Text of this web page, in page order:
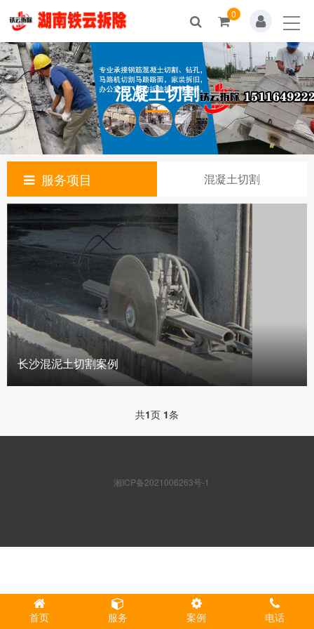
0
混凝土切割
服务项目 混凝土切割
长沙混泥土切割案例
共1页 1条
湘ICP备2021006263号-1
首页 服务 案例 电话